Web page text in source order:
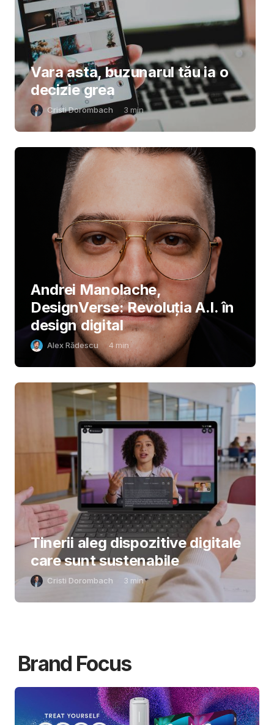
Vara asta, buzunarul tău ia o
decizie grea
Cristi Dorombach 3 min
Andrei Manolache,
DesignVerse: Revoluția A.I. în
design digital
Alex Rădescu 4 min
Tinerii aleg dispozitive digitale
care sunt sustenabile
Cristi Dorombach 3 min
Brand Focus